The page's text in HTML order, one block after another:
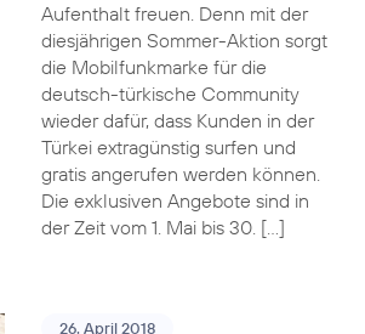
Aufenthalt freuen. Denn mit der
diesjährigen Sommer-Aktion sorgt
die Mobilfunkmarke für die
deutsch-türkische Community
wieder dafür, dass Kunden in der
Türkei extragünstig surfen und
gratis angerufen werden können.
Die exklusiven Angebote sind in
der Zeit vom 1. Mai bis 30. […]
26. April 2018